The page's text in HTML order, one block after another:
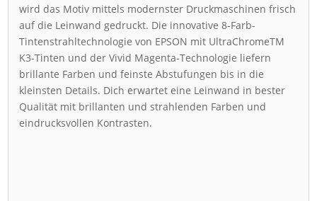
wird das Motiv mittels modernster Druckmaschinen frisch
auf die Leinwand gedruckt. Die innovative 8-Farb-
Tintenstrahltechnologie von EPSON mit UltraChromeTM
K3-Tinten und der Vivid Magenta-Technologie liefern
brillante Farben und feinste Abstufungen bis in die
kleinsten Details. Dich erwartet eine Leinwand in bester
Qualität mit brillanten und strahlenden Farben und
eindrucksvollen Kontrasten.